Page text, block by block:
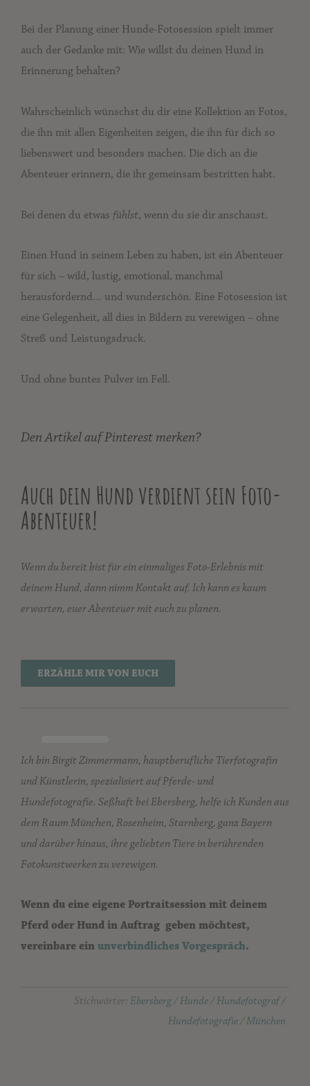
Bei der Planung einer Hunde-Fotosession spielt immer
auch der Gedanke mit: Wie willst du deinen Hund in
Erinnerung behalten?
Wahrscheinlich wünschst du dir eine Kollektion an Fotos,
die ihn mit allen Eigenheiten zeigen, die ihn für dich so
liebenswert und besonders machen. Die dich an die
Abenteuer erinnern, die ihr gemeinsam bestritten habt.
Bei denen du etwas fühlst, wenn du sie dir anschaust.
Einen Hund in seinem Leben zu haben, ist ein Abenteuer
für sich – wild, lustig, emotional, manchmal
herausfordernd… und wunderschön. Eine Fotosession ist
eine Gelegenheit, all dies in Bildern zu verewigen – ohne
Streß und Leistungsdruck.
Und ohne buntes Pulver im Fell.
Den Artikel auf Pinterest merken?
Auch dein Hund verdient sein Foto-
Abenteuer!
Wenn du bereit bist für ein einmaliges Foto-Erlebnis mit
deinem Hund, dann nimm Kontakt auf. Ich kann es kaum
erwarten, euer Abenteuer mit euch zu planen.
ERZÄHLE MIR VON EUCH
Ich bin Birgit Zimmermann, hauptberufliche Tierfotografin
und Künstlerin, spezialisiert auf Pferde- und
Hundefotografie. Seßhaft bei Ebersberg, helfe ich Kunden aus
dem Raum München, Rosenheim, Starnberg, ganz Bayern
und darüber hinaus, ihre geliebten Tiere in berührenden
Fotokunstwerken zu verewigen.
Wenn du eine eigene Portraitsession mit deinem
Pferd oder Hund in Auftrag geben möchtest,
vereinbare ein unverbindliches Vorgespräch.
Stichwörter: Ebersberg/Hunde/Hundefotograf/
Hundefotografie/München